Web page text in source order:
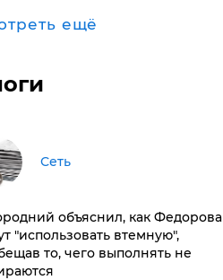
ещё
Сеть
объяснил, как Федорова
"использовать втемную",
то, чего выполнять не